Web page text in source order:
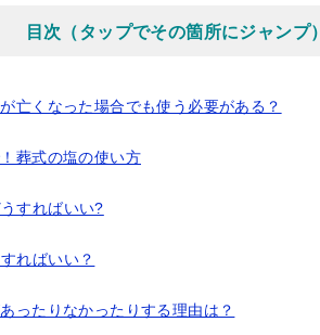
目次（タップでその箇所にジャンプ）
亡くなった場合でも使う必要がある？
葬式の塩の使い方
すればいい?
ればいい？
ったりなかったりする理由は？